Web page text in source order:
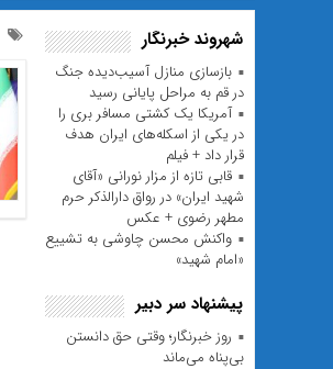
شهروند خبرنگار
بازسازی منازل آسیب‌دیده جنگ
در قم به مراحل پایانی رسید
آمریکا یک کشتی مسافر بری را
در یکی از اسکله‌های ایران هدف
قرار داد + فیلم
قابی تازه از مزار نورانی «آقای
شهید ایران» در رواق دارالذکر حرم
مطهر رضوی + عکس
واکنش محسن چاوشی به تشییع
«امام شهید»
پیشنهاد سر دبیر
روز خبرنگار؛ وقتی حق دانستن
بی‌پناه می‌ماند